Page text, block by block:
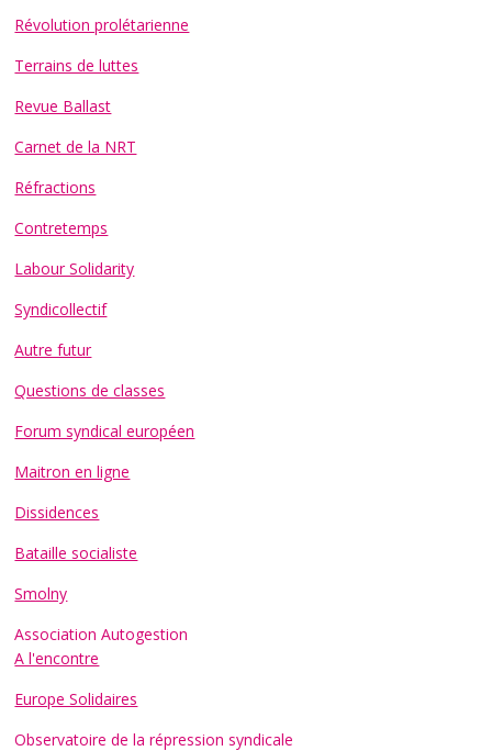
Révolution prolétarienne
Terrains de luttes
Revue Ballast
Carnet de la NRT
Réfractions
Contretemps
Labour Solidarity
Syndicollectif
Autre futur
Questions de classes
Forum syndical européen
Maitron en ligne
Dissidences
Bataille socialiste
Smolny
Association Autogestion
A l'encontre
Europe Solidaires
Observatoire de la répression syndicale